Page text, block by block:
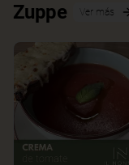
Zuppe Ver más